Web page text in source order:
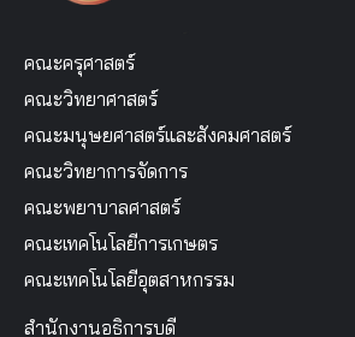
คณะครุศาสตร์
คณะวิทยาศาสตร์
คณะมนุษยศาสตร์และสังคมศาสตร์
คณะวิทยาการจัดการ
คณะพยาบาลศาสตร์
คณะเทคโนโลยีการเกษตร
คณะเทคโนโลยีอุตสาหกรรม
สำนักงานอธิการบดี